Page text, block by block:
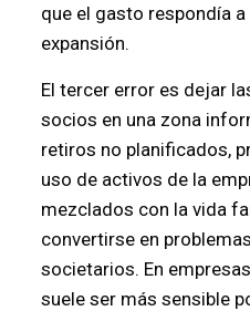
que el gasto respondía
expansión.
El tercer error es dejar
socios en una zona
retiros no planificados,
uso de activos de la
mezclados con la vida
convertirse en
societarios. En
suele ser más sensible